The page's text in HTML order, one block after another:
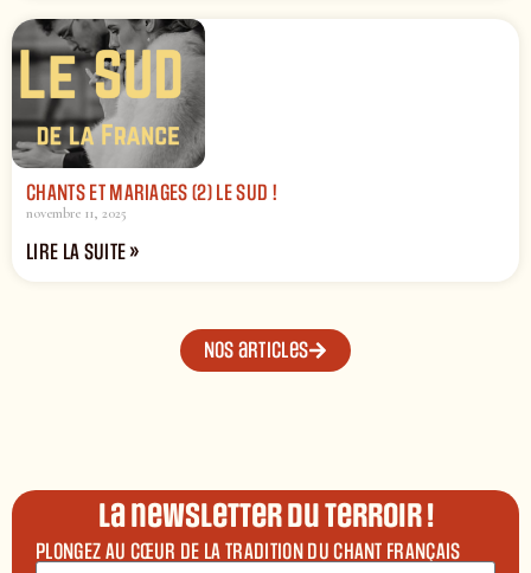
CHANTS ET MARIAGES (2) LE SUD !
novembre 11, 2025
LIRE LA SUITE »
Nos articles
La newsletter du terroir !
PLONGEZ AU CŒUR DE LA TRADITION DU CHANT FRANÇAIS